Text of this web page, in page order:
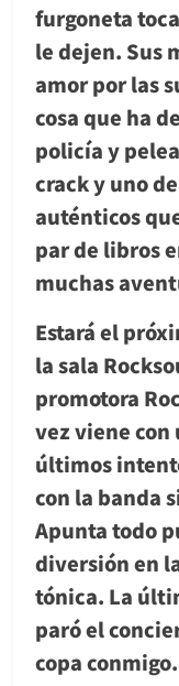
furgoneta
le dejen. Sus
amor por las
cosa que ha
policía y
crack y uno
auténticos
par de libros
muchas
Estará el
la sala
promotora
vez viene con
últimos
con la banda
Apunta todo
diversión en
tónica. La
paró el
copa